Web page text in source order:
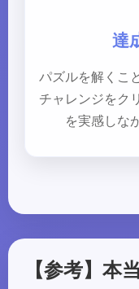
達
パズルを解くこ
チャレンジをク
を実感しな
【参考】本